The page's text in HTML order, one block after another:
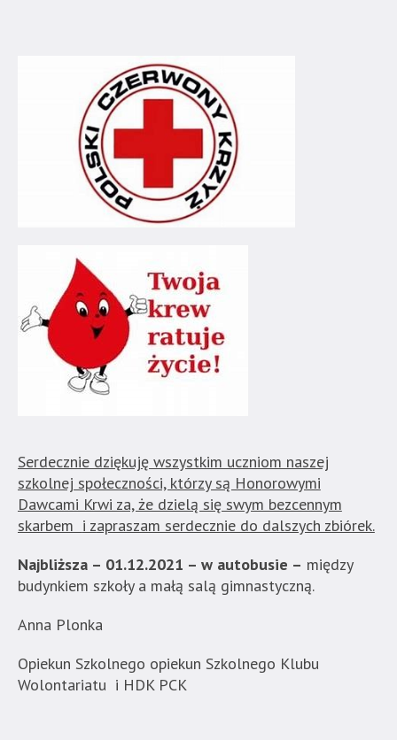
Serdecznie dziękuję wszystkim uczniom naszej
szkolnej społeczności, którzy są Honorowymi
Dawcami Krwi za, że dzielą się swym bezcennym
skarbem i zapraszam serdecznie do dalszych zbiórek.
Najbliższa – 01.12.2021 – w autobusie – między
budynkiem szkoły a małą salą gimnastyczną.
Anna Plonka
Opiekun Szkolnego opiekun Szkolnego Klubu
Wolontariatu i HDK PCK